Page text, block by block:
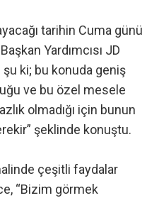
tarihin Cuma günü
Yardımcısı JD
ki; bu konuda geniş
ve bu özel mesele
olmadığı için bunun
şeklinde konuştu.
çeşitli faydalar
“Bizim görmek